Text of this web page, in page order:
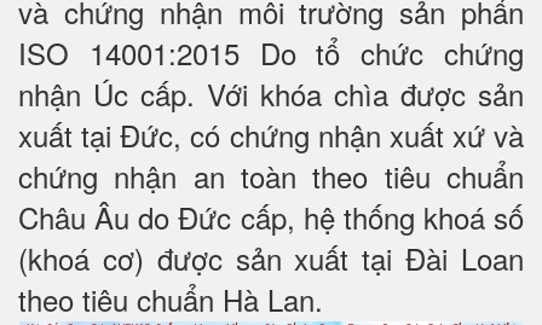
và chứng nhận môi trường sản phẩn
ISO 14001:2015 Do tổ chức chứng
nhận Úc cấp. Với khóa chìa được sản
xuất tại Đức, có chứng nhận xuất xứ và
chứng nhận an toàn theo tiêu chuẩn
Châu Âu do Đức cấp, hệ thống khoá số
(khoá cơ) được sản xuất tại Đài Loan
theo tiêu chuẩn Hà Lan.